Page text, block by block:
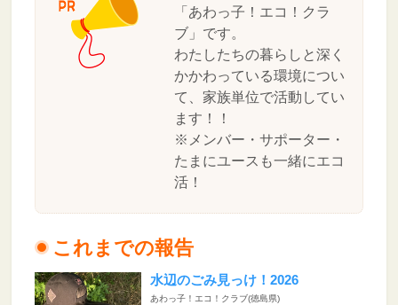
「あわっ子！エコ！クラ
ブ」です。
わたしたちの暮らしと深く
かかわっている環境につい
て、家族単位で活動してい
ます！！
※メンバー・サポーター・
たまにユースも一緒にエコ
活！
これまでの報告
水辺のごみ見っけ！2026
あわっ子！エコ！クラブ(徳島県)